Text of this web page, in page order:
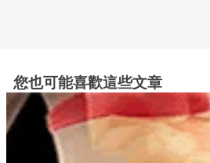
您也可能喜歡這些文章